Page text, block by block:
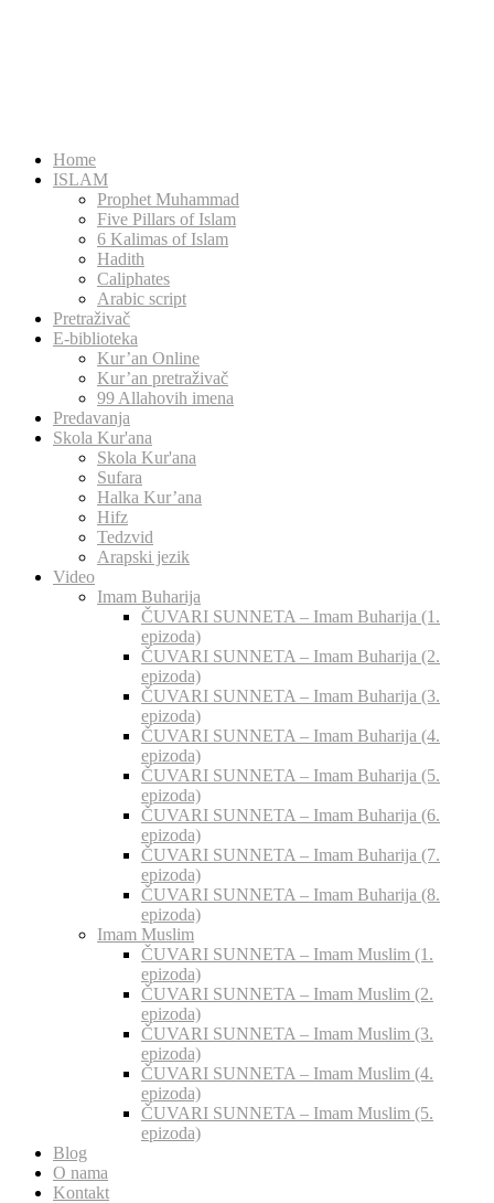
Home
ISLAM
Prophet Muhammad
Five Pillars of Islam
6 Kalimas of Islam
Hadith
Caliphates
Arabic script
Pretraživač
E-biblioteka
Kur’an Online
Kur’an pretraživač
99 Allahovih imena
Predavanja
Skola Kur'ana
Skola Kur'ana
Sufara
Halka Kur’ana
Hifz
Tedzvid
Arapski jezik
Video
Imam Buharija
ČUVARI SUNNETA – Imam Buharija (1.
epizoda)
ČUVARI SUNNETA – Imam Buharija (2.
epizoda)
ČUVARI SUNNETA – Imam Buharija (3.
epizoda)
ČUVARI SUNNETA – Imam Buharija (4.
epizoda)
ČUVARI SUNNETA – Imam Buharija (5.
epizoda)
ČUVARI SUNNETA – Imam Buharija (6.
epizoda)
ČUVARI SUNNETA – Imam Buharija (7.
epizoda)
ČUVARI SUNNETA – Imam Buharija (8.
epizoda)
Imam Muslim
ČUVARI SUNNETA – Imam Muslim (1.
epizoda)
ČUVARI SUNNETA – Imam Muslim (2.
epizoda)
ČUVARI SUNNETA – Imam Muslim (3.
epizoda)
ČUVARI SUNNETA – Imam Muslim (4.
epizoda)
ČUVARI SUNNETA – Imam Muslim (5.
epizoda)
Blog
O nama
Kontakt